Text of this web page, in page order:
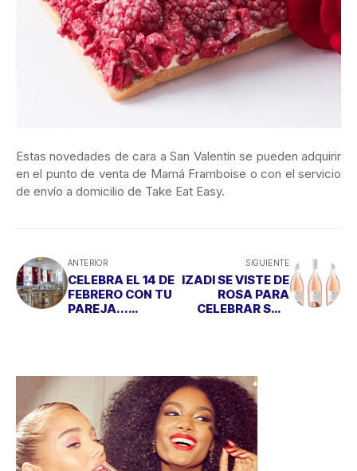
Estas novedades de cara a San Valentín se pueden adquirir
en el punto de venta de Mamá Framboise o con el servicio
de envío a domicilio de Take Eat Easy.
ANTERIOR
CELEBRA EL 14 DE
FEBRERO CON TU
PAREJA...
SIGUIENTE
IZADI SE VISTE DE
ROSA PARA
CELEBRAR SAN